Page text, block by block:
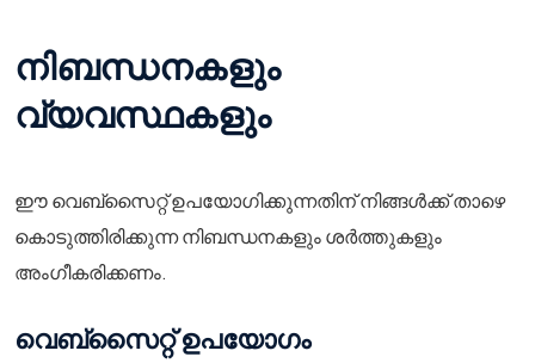
നിബന്ധനകളും
വ്യവസ്ഥകളും
ഈ വെബ്സൈറ്റ് ഉപയോഗിക്കുന്നതിന് നിങ്ങൾക്ക് താഴെ
കൊടുത്തിരിക്കുന്ന നിബന്ധനകളും ശർ‌ത്തുകളും
അംഗീകരിക്കണം.
വെബ്സൈറ്റ് ഉപയോഗം